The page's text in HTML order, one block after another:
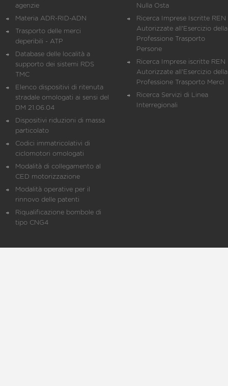
agenzie
Materia ADR-RID-ADN
Trasporto delle merci
deperibili - ATP
Database delle località a
supporto dei sistemi RDS
TMC
Elenco dispositivi di ritenuta
stradale omologati ai sensi del
DM 21.06.04
Dispositivi riduzioni di massa
particolato
Codici immatricolativi di
ciclomotori omologati
Modalità di collegamento al
CED motorizzazione
Modalità operative per il
rinnovo delle patenti
Riqualificazione bombole di
tipo CNG4
Nulla Osta
Ricerca Imprese Iscritte REN
Autorizzate all'Esercizio della
Professione Trasporto
Persone
Ricerca Imprese iscritte REN
Autorizzate all'Esercizio della
Professione Trasporto Merci
Ricerca Servizi di Linea
Interregionali